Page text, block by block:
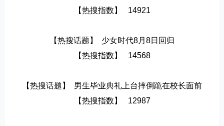
【热搜指数】   14921
【热搜话题】  少女时代8月8日回归
【热搜指数】   14568
【热搜话题】  男生毕业典礼上台摔倒跪在校长面前
【热搜指数】   12987